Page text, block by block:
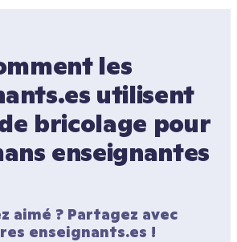
les
utilisent
bricolage pour
enseignantes
aimé ? Partagez avec
enseignants.es !